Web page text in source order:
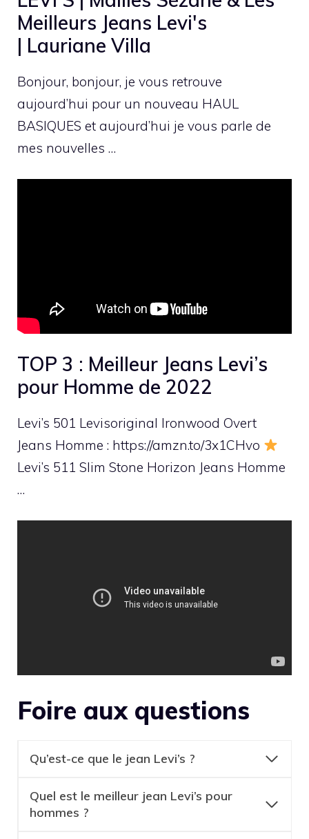
Meilleurs Jeans Levi's
| Lauriane Villa
Bonjour, bonjour, je vous retrouve
aujourd’hui pour un nouveau HAUL
BASIQUES et aujourd’hui je vous parle de
mes nouvelles …
TOP 3 : Meilleur Jeans Levi’s
pour Homme de 2022
Levi’s 501 Levisoriginal Ironwood Overt
Jeans Homme : https://amzn.to/3x1CHvo
Levi’s 511 Slim Stone Horizon Jeans Homme
…
Foire aux questions
Qu’est-ce que le jean Levi’s ?
Quel est le meilleur jean Levi’s pour
hommes ?